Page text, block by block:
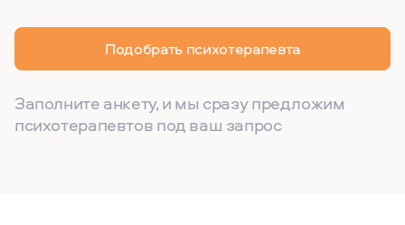
Подобрать психотерапевта
Заполните анкету, и мы сразу предложим
психотерапевтов под ваш запрос